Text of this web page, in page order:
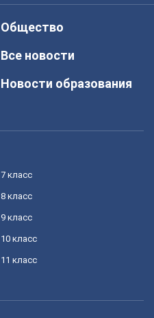
Общество
Все новости
Новости образования
7 класс
8 класс
9 класс
10 класс
11 класс